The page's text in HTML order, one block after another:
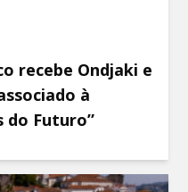
recebe Ondjaki e
à
do Futuro”